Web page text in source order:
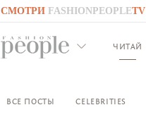
СМОТРИ FASHIONPEOPLETV
GO TO FASHIONPEOPLE
ЧИТАЙ
ВСЕ ПОСТЫ CELEBRITIES